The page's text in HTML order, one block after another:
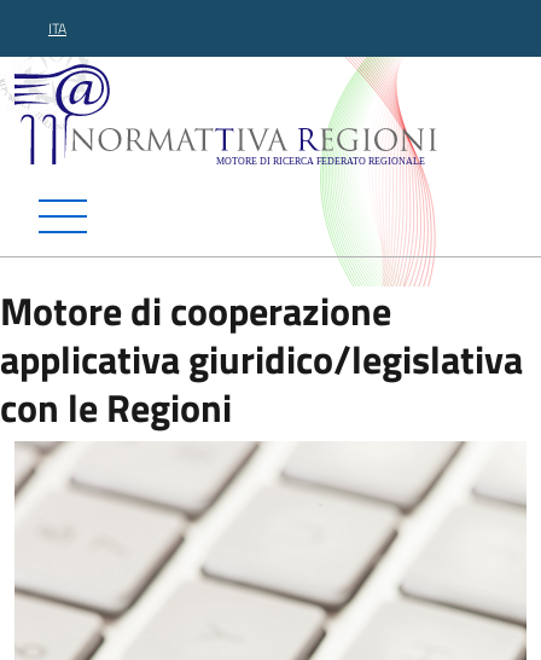
ITA
Normattiva Regioni -
Motore di cooperazione
applicativa giuridico/legislativa
con le Regioni